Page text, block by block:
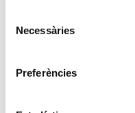
Necessàries
Preferències